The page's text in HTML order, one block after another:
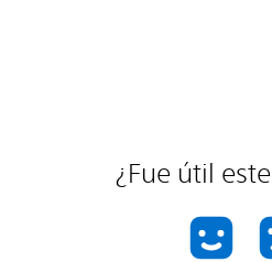
¿Fue útil